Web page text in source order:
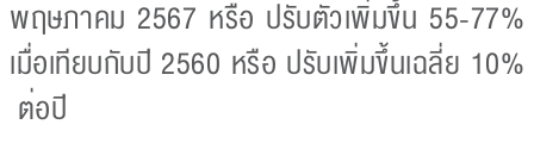
พฤษภาคม 2567 หรือ ปรับตัวเพิ่มขึ้น 55-77%
เมื่อเทียบกับปี 2560 หรือ ปรับเพิ่มขึ้นเฉลี่ย 10%
ต่อปี